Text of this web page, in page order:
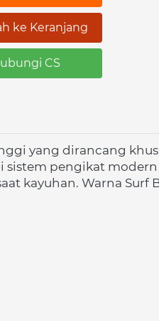
ke Keranjang
CS
yang dirancang
sistem pengikat
kayuhan. Warna Surf